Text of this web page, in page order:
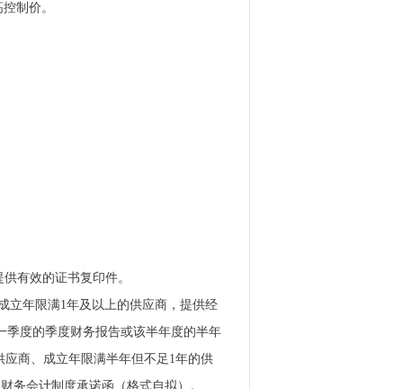
制价。
有效的证书复印件。
立年限满1年及以上的供应商，提供经
季度的季度财务报告或该半年度的半年
商、成立年限满半年但不足1年的供
务会计制度承诺函（格式自拟）。